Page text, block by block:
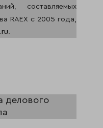
составляемых
RAEX с 2005 года,
.
делового